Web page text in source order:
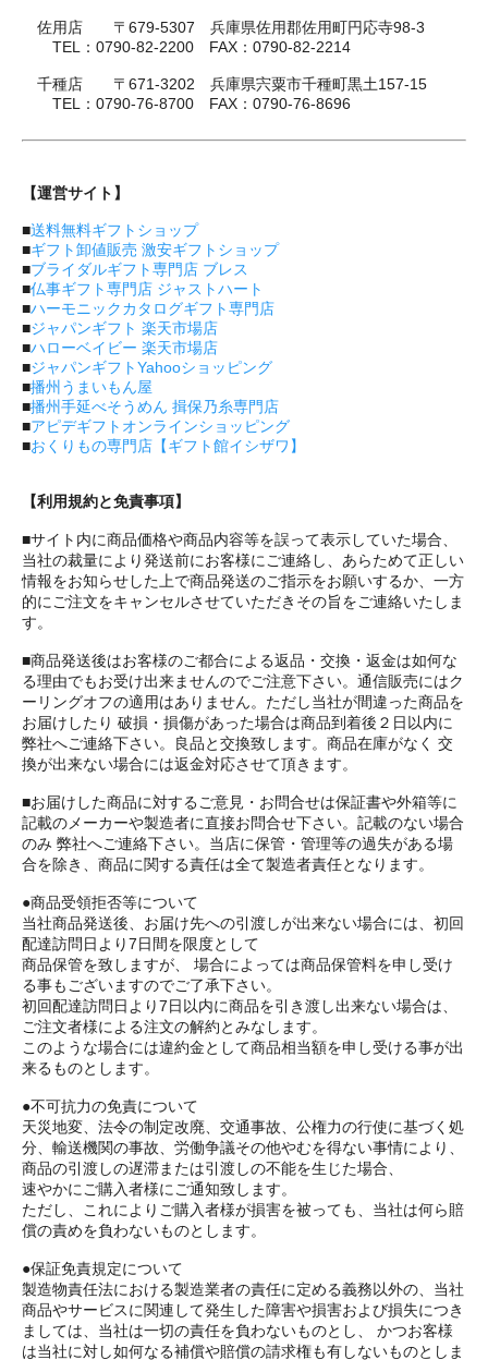
佐用店 〒679-5307 兵庫県佐用郡佐用町円応寺98-3
TEL：0790-82-2200 FAX：0790-82-2214
千種店 〒671-3202 兵庫県宍粟市千種町黒土157-15
TEL：0790-76-8700 FAX：0790-76-8696
【運営サイト】
■送料無料ギフトショップ
■ギフト卸値販売 激安ギフトショップ
■ブライダルギフト専門店 ブレス
■仏事ギフト専門店 ジャストハート
■ハーモニックカタログギフト専門店
■ジャパンギフト 楽天市場店
■ハローベイビー 楽天市場店
■ジャパンギフトYahooショッピング
■播州うまいもん屋
■播州手延べそうめん 揖保乃糸専門店
■アピデギフトオンラインショッピング
■おくりもの専門店【ギフト館イシザワ】
【利用規約と免責事項】
■サイト内に商品価格や商品内容等を誤って表示していた場合、
当社の裁量により発送前にお客様にご連絡し、あらためて正しい
情報をお知らせした上で商品発送のご指示をお願いするか、一方
的にご注文をキャンセルさせていただきその旨をご連絡いたしま
す。
■商品発送後はお客様のご都合による返品・交換・返金は如何な
る理由でもお受け出来ませんのでご注意下さい。通信販売にはク
ーリングオフの適用はありません。ただし当社が間違った商品を
お届けしたり 破損・損傷があった場合は商品到着後２日以内に
弊社へご連絡下さい。良品と交換致します。商品在庫がなく 交
換が出来ない場合には返金対応させて頂きます。
■お届けした商品に対するご意見・お問合せは保証書や外箱等に
記載のメーカーや製造者に直接お問合せ下さい。記載のない場合
のみ 弊社へご連絡下さい。当店に保管・管理等の過失がある場
合を除き、商品に関する責任は全て製造者責任となります。
●商品受領拒否等について
当社商品発送後、お届け先への引渡しが出来ない場合には、初回
配達訪問日より7日間を限度として
商品保管を致しますが、 場合によっては商品保管料を申し受け
る事もございますのでご了承下さい。
初回配達訪問日より7日以内に商品を引き渡し出来ない場合は、
ご注文者様による注文の解約とみなします。
このような場合には違約金として商品相当額を申し受ける事が出
来るものとします。
●不可抗力の免責について
天災地変、法令の制定改廃、交通事故、公権力の行使に基づく処
分、輸送機関の事故、労働争議その他やむを得ない事情により、
商品の引渡しの遅滞または引渡しの不能を生じた場合、
速やかにご購入者様にご通知致します。
ただし、これによりご購入者様が損害を被っても、当社は何ら賠
償の責めを負わないものとします。
●保証免責規定について
製造物責任法における製造業者の責任に定める義務以外の、当社
商品やサービスに関連して発生した障害や損害および損失につき
ましては、当社は一切の責任を負わないものとし、 かつお客様
は当社に対し如何なる補償や賠償の請求権も有しないものとしま